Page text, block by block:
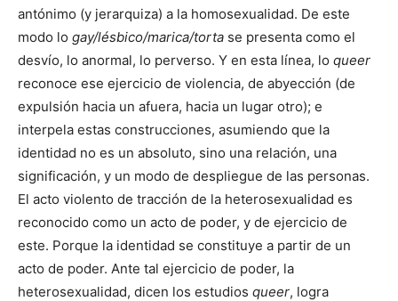
antónimo (y jerarquiza) a la homosexualidad. De este
modo lo gay/lésbico/marica/torta se presenta como el
desvío, lo anormal, lo perverso. Y en esta línea, lo queer
reconoce ese ejercicio de violencia, de abyección (de
expulsión hacia un afuera, hacia un lugar otro); e
interpela estas construcciones, asumiendo que la
identidad no es un absoluto, sino una relación, una
significación, y un modo de despliegue de las personas.
El acto violento de tracción de la heterosexualidad es
reconocido como un acto de poder, y de ejercicio de
este. Porque la identidad se constituye a partir de un
acto de poder. Ante tal ejercicio de poder, la
heterosexualidad, dicen los estudios queer, logra